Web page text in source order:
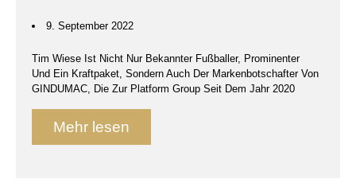
9. September 2022
Tim Wiese Ist Nicht Nur Bekannter Fußballer, Prominenter
Und Ein Kraftpaket, Sondern Auch Der Markenbotschafter Von
GINDUMAC, Die Zur Platform Group Seit Dem Jahr 2020
Mehr lesen